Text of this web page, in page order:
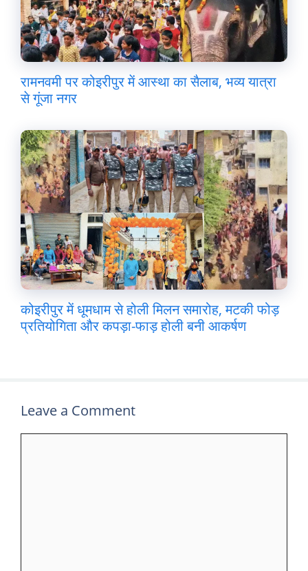
रामनवमी पर कोइरीपुर में आस्था का सैलाब, भव्य यात्रा
से गूंजा नगर
कोइरीपुर में धूमधाम से होली मिलन समारोह, मटकी फोड़
प्रतियोगिता और कपड़ा-फाड़ होली बनी आकर्षण
Leave a Comment